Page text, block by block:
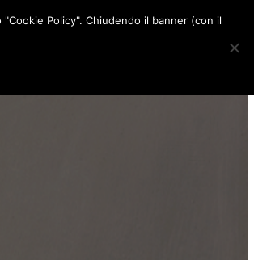
o
g
r
d
Policy". Chiudendo il banner (con il